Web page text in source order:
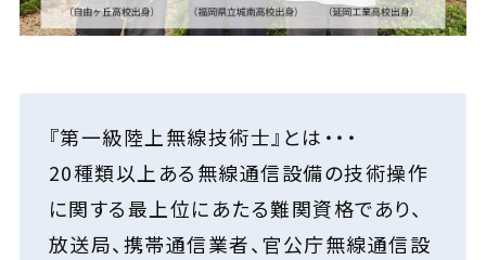
『第一級陸上無線技術士』とは・・・
20種類以上ある無線通信設備の技術操作
に関する最上位にあたる難関資格であり、
放送局、携帯通信業者、官公庁無線通信設